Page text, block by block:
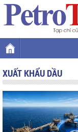
XUẤT KHẨU DẦU